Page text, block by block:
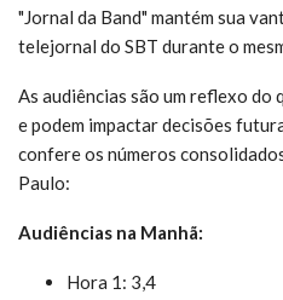
"Jornal da Band" mantém sua
telejornal do SBT durante o
As audiências são um reflexo do
e podem impactar decisões
confere os números
Paulo:
Audiências na Manhã:
Hora 1: 3,4